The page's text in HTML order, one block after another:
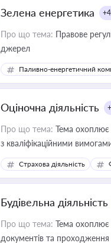
Зелена енергетика
Про що тема: Правове
джерел
Паливно-енергетичний
Оціночна діяльність
Про що тема: Тема охоплює
з кваліфікаційними
медійних змін у цій сфері
приватизації, оренди
Страхова діяльність
Будівельна діяльність
Про що тема: Тема охоплює
документів та